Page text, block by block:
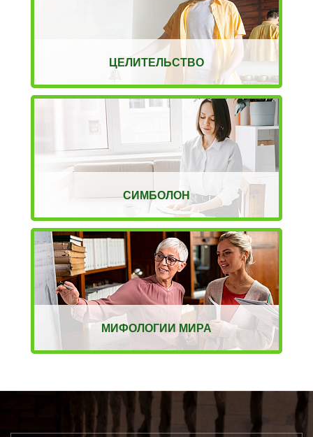
ЦЕЛИТЕЛЬСТВО
СИМБОЛОН
МИФОЛОГИИ МИРА